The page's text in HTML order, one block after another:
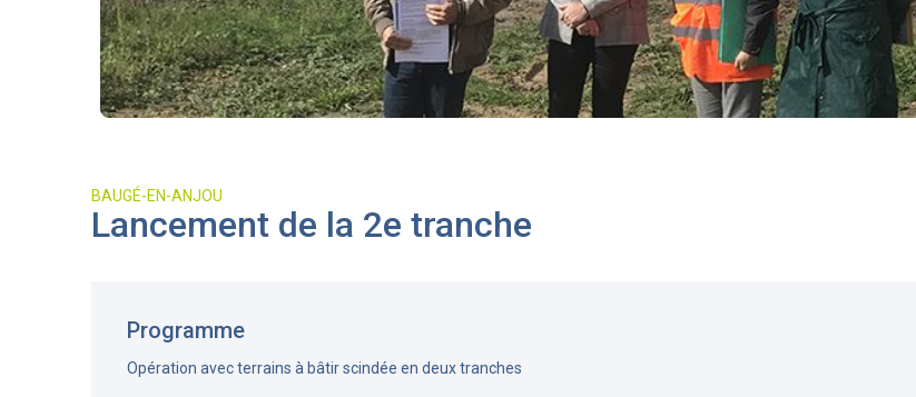
BAUGÉ-EN-ANJOU
Lancement de la 2e tranche
Programme
Opération avec terrains à bâtir scindée en deux tranches